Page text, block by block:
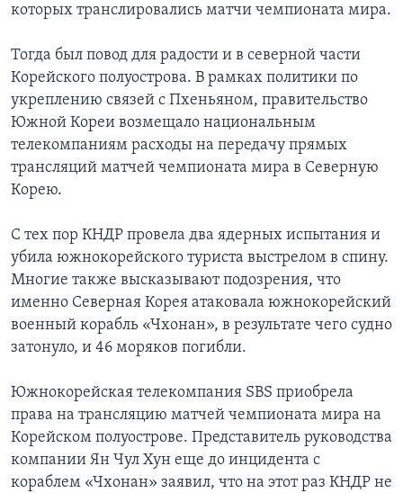
которых транслировались матчи чемпионата мира.
Тогда был повод для радости и в северной части
Корейского полуострова. В рамках политики по
укреплению связей с Пхеньяном, правительство
Южной Кореи возмещало национальным
телекомпаниям расходы на передачу прямых
трансляций матчей чемпионата мира в Северную
Корею.
С тех пор КНДР провела два ядерных испытания и
убила южнокорейского туриста выстрелом в спину.
Многие также высказывают подозрения, что
именно Северная Корея атаковала южнокорейский
военный корабль «Чхонан», в результате чего судно
затонуло, и 46 моряков погибли.
Южнокорейская телекомпания SBS приобрела
права на трансляцию матчей чемпионата мира на
Корейском полуострове. Представитель руководства
компании Ян Чул Хун еще до инцидента с
кораблем «Чхонан» заявил, что на этот раз КНДР не